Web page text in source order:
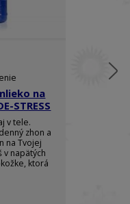
na
STRESS
v tele.
zhon a
na Tvojej
v napätých
ktorá